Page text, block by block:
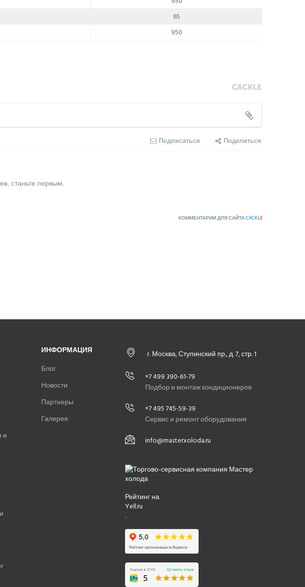
65
950
Подписаться Поделиться
станьте первым.
КОММЕНТАРИИ ДЛЯ САЙТАCACKLE
и
ИНФОРМАЦИЯ
Блог
Новости
Партнеры
Галерея
г. Москва, Ступинский пр., д. 7, стр. 1
+7 499 390-61-79
Подбор и монтаж кондиционеров
+7 495 745-59-39
Сервис и ремонт оборудования
info@masterxoloda.ru
Рейтинг на
Yell.ru
.